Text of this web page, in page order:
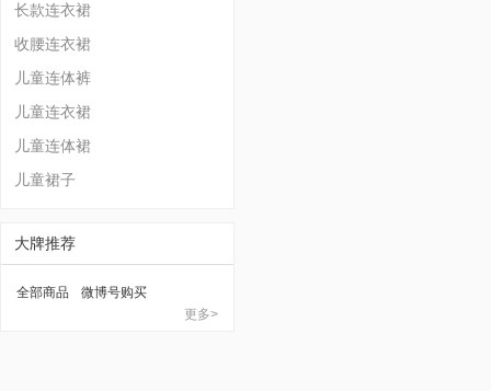
长款连衣裙
收腰连衣裙
儿童连体裤
儿童连衣裙
儿童连体裙
儿童裙子
大牌推荐
全部商品
微博号购买
更多>